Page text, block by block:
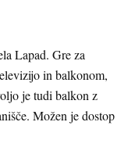
Lapad. Gre za
in balkonom,
je tudi balkon z
Možen je dostop